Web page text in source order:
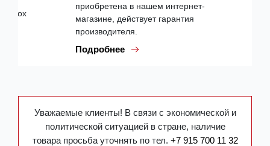
приобретена в нашем интернет-
магазине, действует гарантия
производителя.
Подробнее
Уважаемые клиенты! В связи с экономической и
политической ситуацией в стране, наличие
товара просьба уточнять по тел. +7 915 700 11 32